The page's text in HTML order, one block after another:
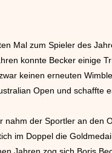
Mal zum Spieler des
konnte Becker einige
keinen erneuten
Open und schaffte
nahm der Sportler an den
im Doppel die